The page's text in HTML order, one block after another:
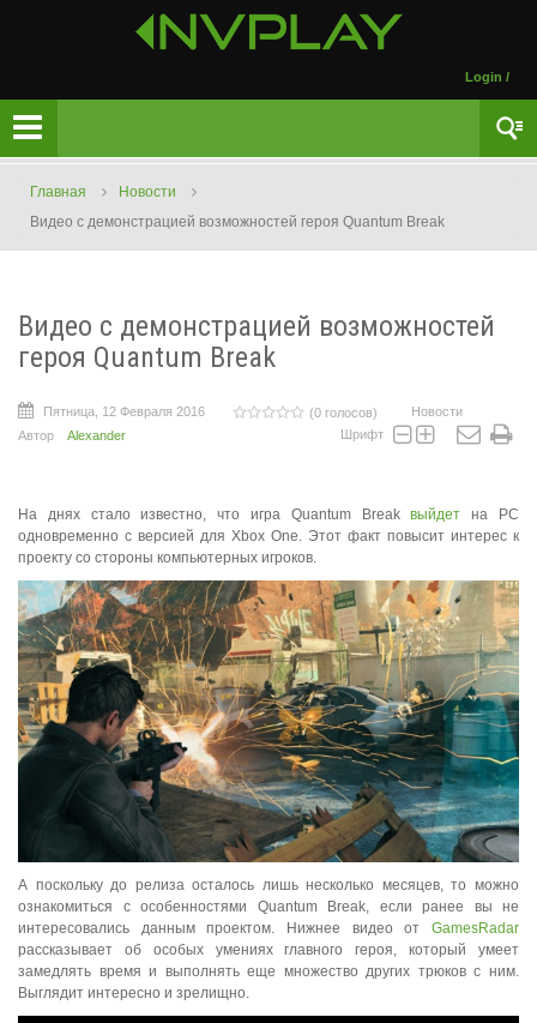
Login /
Главная
Новости
Видео с демонстрацией возможностей героя Quantum Break
Видео с демонстрацией возможностей
героя Quantum Break
Пятница, 12 Февраля 2016 (0 голосов)
Новости
Автор
Alexander Шрифт
На днях стало известно, что игра Quantum Breakвыйдетна PC
одновременно с версией для Xbox One. Этот факт повысит интерес к
проекту со стороны компьютерных игроков.
А поскольку до релиза осталось лишь несколько месяцев, то можно
ознакомиться с особенностями Quantum Break, если ранее вы не
интересовались данным проектом. Нижнее видео от GamesRadar
рассказывает об особых умениях главного героя, который умеет
замедлять время и выполнять еще множество других трюков с ним.
Выглядит интересно и зрелищно.